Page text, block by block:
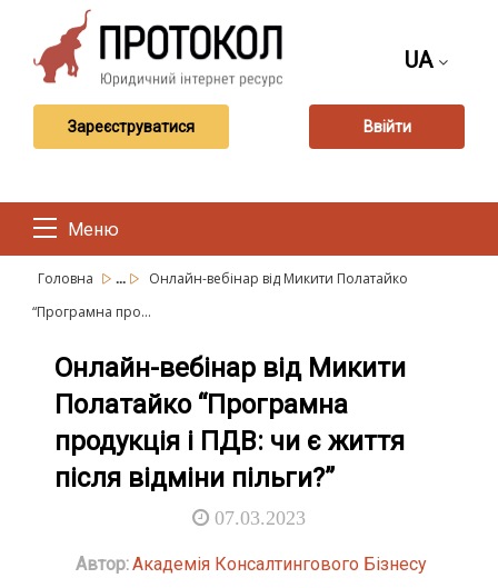
UA
Зареєструватися Ввійти
Меню
Головна ...
Онлайн-вебінар від Микити Полатайко
“Програмна про...
Онлайн-вебінар від Микити
Полатайко “Програмна
продукція і ПДВ: чи є життя
після відміни пільги?”
07.03.2023
Автор:Академія Консалтингового Бізнесу